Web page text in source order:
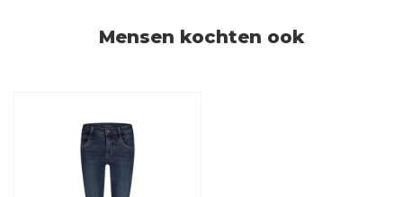
Mensen kochten ook